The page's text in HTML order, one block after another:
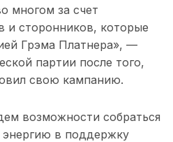
многом за счет
и сторонников, которые
Грэма Платнера», —
партии после того,
свою кампанию.
возможности собраться
энергию в поддержку